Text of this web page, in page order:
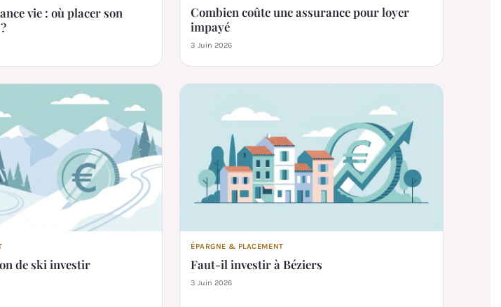
vie : où placer son
Combien coûte une assurance pour loyer
impayé
3 Juin 2026
de ski investir
ÉPARGNE & PLACEMENT
Faut-il investir à Béziers
3 Juin 2026